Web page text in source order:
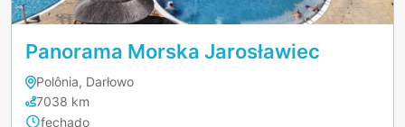
Panorama Morska Jarosławiec
Polônia, Darłowo
7038 km
fechado